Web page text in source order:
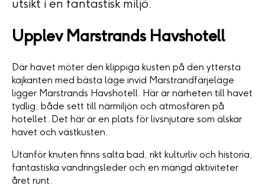
utsikt i en fantastisk miljö.
Upplev Marstrands Havshotell
Där havet möter den klippiga kusten på den yttersta
kajkanten med bästa läge invid Marstrandfärjeläge
ligger Marstrands Havshotell. Här är närheten till havet
tydlig, både sett till närmiljön och atmosfären på
hotellet. Det här är en plats för livsnjutare som älskar
havet och västkusten.
Utanför knuten finns salta bad, rikt kulturliv och historia,
fantastiska vandringsleder och en mängd aktiviteter
året runt.